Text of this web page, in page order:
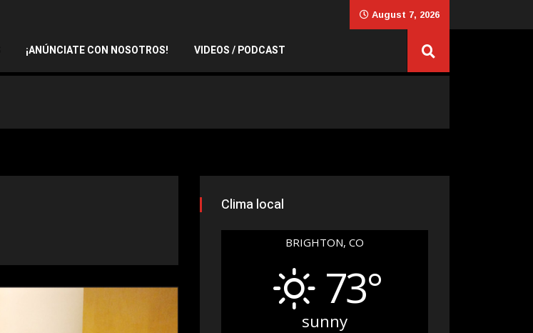
August 7, 2026
¡ANÚNCIATE CON NOSOTROS! VIDEOS / PODCAST
Clima local
BRIGHTON, CO
73°
sunny